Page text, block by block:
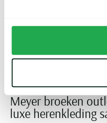
Meyer broeken
luxe herenkleding